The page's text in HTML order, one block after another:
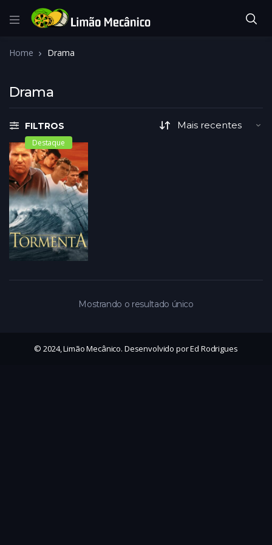
Home Drama
Drama
FILTROS
Destaque
Mostrando o resultado único
© 2024, Limão Mecânico. Desenvolvido por Ed Rodrigues